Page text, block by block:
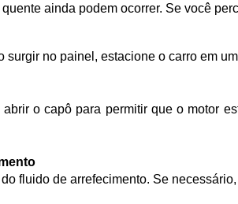
quente ainda podem ocorrer. Se você
no painel, estacione o carro em